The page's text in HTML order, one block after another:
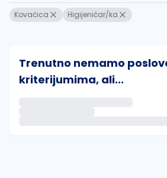
Kovačica Higijeničar/ka
Trenutno nemamo
kriterijumima, ali...